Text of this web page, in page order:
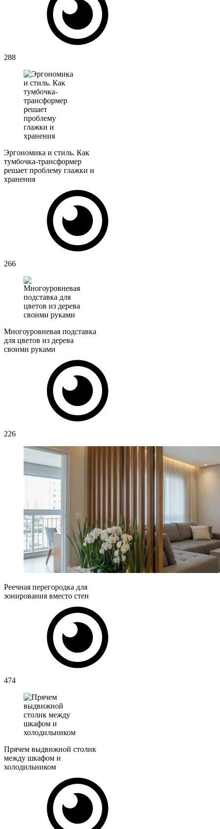
288
Эргономика и стиль. Как
тумбочка-трансформер
решает проблему глажки и
хранения
266
Многоуровневая подставка
для цветов из дерева
своими руками
226
Реечная перегородка для
зонирования вместо стен
474
Прячем выдвижной столик
между шкафом и
холодильником